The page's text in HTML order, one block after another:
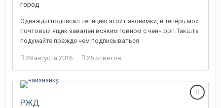
город
Однажды подписал петицию этойт анонимки, и теперь мой
почтовый ящик завален всяким говном с ченч.орг. Такшта
подумайте прежде чем подписываться
28 августа 2016 26 ответов
РЖД